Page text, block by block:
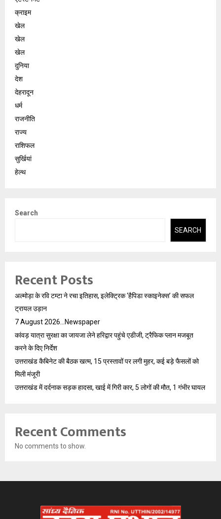
क्राइम
खेल
खेल
खेल
दुनिया
देश
देहरादून
धर्म
राजनीति
राज्य
राशिफल
सुर्खियां
हेल्थ
Search
SEARCH
Recent Posts
अल्मोड़ा के रवि टम्टा ने रचा इतिहास, इलेक्ट्रिक ‘हैपिडा स्काइनेक्स’ की सफल
ट्रायल उड़ान
7 August 2026…Newspaper
कांवड़ यात्रा सुरक्षा का जायजा लेने हरिद्वार पहुंचे एडीजी, ट्रैफिक प्लान मजबूत
करने के दिए निर्देश
उत्तराखंड कैबिनेट की बैठक खत्म, 15 प्रस्तावों पर लगी मुहर, कई बड़े फैसलों को
मिली मंजूरी
उत्तराखंड में दर्दनाक सड़क हादसा, खाई में गिरी कार, 5 लोगों की मौत, 1 गंभीर घायल
Recent Comments
No comments to show.